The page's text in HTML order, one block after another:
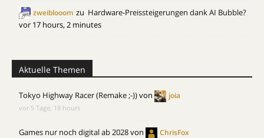
zweiblooom zu Hardware-Preissteigerungen dank AI Bubble?
vor 17 hours, 2 minutes
Aktuelle Themen
Tokyo Highway Racer (Remake ;-))von joia
vor 5 Tage, 18 hours
Games nur noch digital ab 2028von ChrisFox